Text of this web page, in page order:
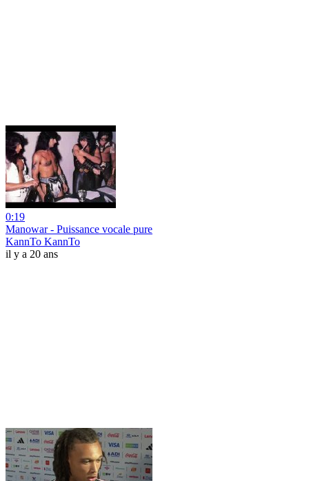
0:19
Manowar - Puissance vocale pure
KannTo KannTo
il y a 20 ans